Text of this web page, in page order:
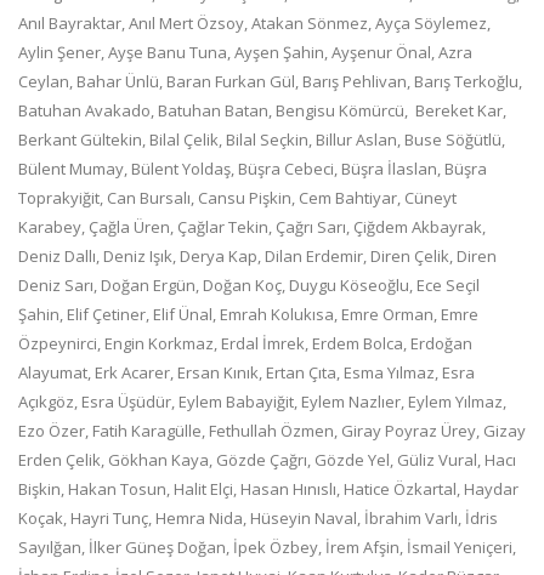
Anıl Bayraktar, Anıl Mert Özsoy, Atakan Sönmez, Ayça Söylemez,
Aylin Şener, Ayşe Banu Tuna, Ayşen Şahin, Ayşenur Önal, Azra
Ceylan, Bahar Ünlü, Baran Furkan Gül, Barış Pehlivan, Barış Terkoğlu,
Batuhan Avakado, Batuhan Batan, Bengisu Kömürcü, Bereket Kar,
Berkant Gültekin, Bilal Çelik, Bilal Seçkin, Billur Aslan, Buse Söğütlü,
Bülent Mumay, Bülent Yoldaş, Büşra Cebeci, Büşra İlaslan, Büşra
Toprakyiğit, Can Bursalı, Cansu Pişkin, Cem Bahtiyar, Cüneyt
Karabey, Çağla Üren, Çağlar Tekin, Çağrı Sarı, Çiğdem Akbayrak,
Deniz Dallı, Deniz Işık, Derya Kap, Dilan Erdemir, Diren Çelik, Diren
Deniz Sarı, Doğan Ergün, Doğan Koç, Duygu Köseoğlu, Ece Seçil
Şahin, Elif Çetiner, Elif Ünal, Emrah Kolukısa, Emre Orman, Emre
Özpeynirci, Engin Korkmaz, Erdal İmrek, Erdem Bolca, Erdoğan
Alayumat, Erk Acarer, Ersan Kınık, Ertan Çıta, Esma Yılmaz, Esra
Açıkgöz, Esra Üşüdür, Eylem Babayiğit, Eylem Nazlıer, Eylem Yılmaz,
Ezo Özer, Fatih Karagülle, Fethullah Özmen, Giray Poyraz Ürey, Gizay
Erden Çelik, Gökhan Kaya, Gözde Çağrı, Gözde Yel, Güliz Vural, Hacı
Bişkin, Hakan Tosun, Halit Elçi, Hasan Hınıslı, Hatice Özkartal, Haydar
Koçak, Hayri Tunç, Hemra Nida, Hüseyin Naval, İbrahim Varlı, İdris
Sayılğan, İlker Güneş Doğan, İpek Özbey, İrem Afşin, İsmail Yeniçeri,